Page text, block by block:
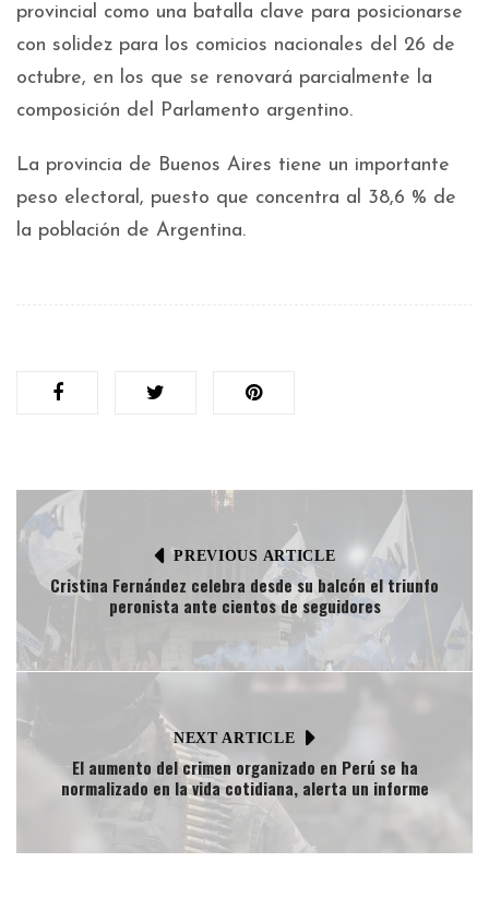
provincial como una batalla clave para posicionarse
con solidez para los comicios nacionales del 26 de
octubre, en los que se renovará parcialmente la
composición del Parlamento argentino.
La provincia de Buenos Aires tiene un importante
peso electoral, puesto que concentra al 38,6 % de
la población de Argentina.
PREVIOUS ARTICLE
Cristina Fernández celebra desde su balcón el triunfo
peronista ante cientos de seguidores
NEXT ARTICLE
El aumento del crimen organizado en Perú se ha
normalizado en la vida cotidiana, alerta un informe